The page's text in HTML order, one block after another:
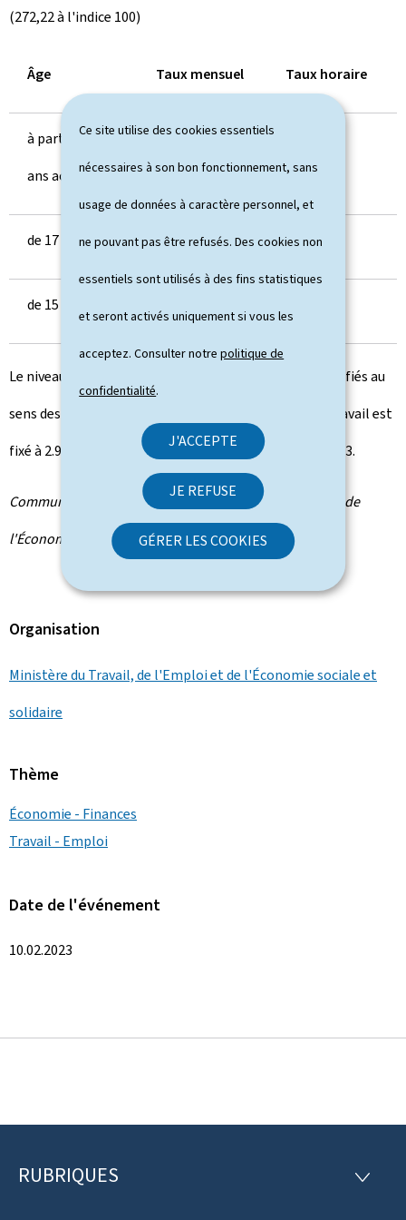
Ce site utilise des cookies essentiels
nécessaires à son bon fonctionnement, sans
usage de données à caractère personnel, et
ne pouvant pas être refusés. Des cookies non
essentiels sont utilisés à des fins statistiques
et seront activés uniquement si vous les
acceptez. Consulter notrepolitique de
confidentialité.
J'ACCEPTE
JE REFUSE
GÉRER LES COOKIES
(272,22 à l'indice 100)
Âge Taux mensuel Taux horaire
à partir de 18
ans accomplis
2.447,07
de 17 à 18 ans 1.957,65 11,3159
de 15 à 17 ans
Le niveau du salaire social minimum pour salariés qualifiés au
sens des dispositions de l'article L. 222-4 du Code du travail est
fixé à 2.936,48 euros par mois à partir du 1er février 2023.
Communiqué par le ministère du Travail, de l'Emploi et de
l'Économie sociale et solidaire
Organisation
Ministère du Travail, de l'Emploi et de l'Économie sociale et
solidaire
Thème
Économie - Finances
Travail - Emploi
Date de l'événement
10.02.2023
P
RUBRIQUES
R